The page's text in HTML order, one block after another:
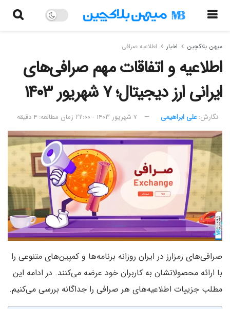
میهن بلاکچین اخبار اطلاعیه صرافی
اطلاعیه و اتفاقات مهم صرافی‌های
ایرانی ارز دیجیتال؛ ۷ شهریور ۱۴۰۳
نگارش:‌ علی ابراهیمی ۷ شهریور ۱۴۰۳ - ۲۲:۰۰ زمان مطالعه: ۴ دقیقه
صرافی‌های رمزارز در ایران روزانه برنامه‌ها و کمپین‌های متنوعی را
با ارائه محصولاتشان به کاربران خود عرضه می‌کنند. در ادامه این
مطلب جزییات اطلاعیه‌های هر صرافی را جداگانه بررسی می‌کنیم.